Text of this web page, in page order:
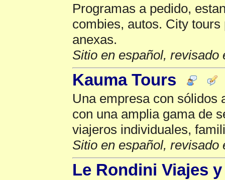
Programas a pedido,
combies, autos. City
anexas.
Sitio en español, revisado
Kauma Tours
Una empresa con sólidos
con una amplia gama de
viajeros individuales,
Sitio en español, revisado
Le Rondini Viajes